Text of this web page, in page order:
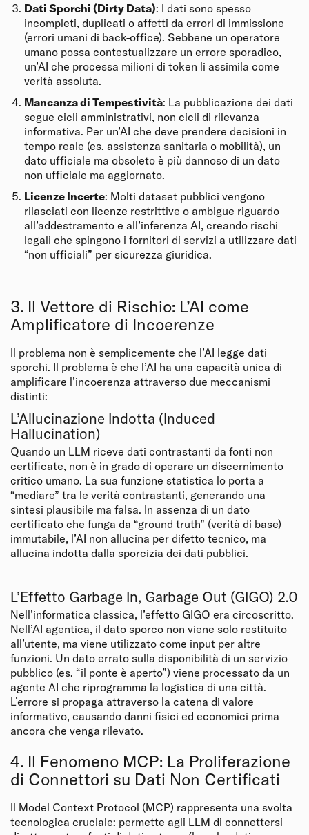
Dati Sporchi (Dirty Data): I dati sono spesso
incompleti, duplicati o affetti da errori di immissione
(errori umani di back-office). Sebbene un operatore
umano possa contestualizzare un errore sporadico,
un’AI che processa milioni di token li assimila come
verità assoluta.
Mancanza di Tempestività: La pubblicazione dei dati
segue cicli amministrativi, non cicli di rilevanza
informativa. Per un’AI che deve prendere decisioni in
tempo reale (es. assistenza sanitaria o mobilità), un
dato ufficiale ma obsoleto è più dannoso di un dato
non ufficiale ma aggiornato.
Licenze Incerte: Molti dataset pubblici vengono
rilasciati con licenze restrittive o ambigue riguardo
all’addestramento e all’inferenza AI, creando rischi
legali che spingono i fornitori di servizi a utilizzare dati
“non ufficiali” per sicurezza giuridica.
3. Il Vettore di Rischio: L’AI come
Amplificatore di Incoerenze
Il problema non è semplicemente che l’AI legge dati
sporchi. Il problema è che l’AI ha una capacità unica di
amplificare l’incoerenza attraverso due meccanismi
distinti:
L’Allucinazione Indotta (Induced
Hallucination)
Quando un LLM riceve dati contrastanti da fonti non
certificate, non è in grado di operare un discernimento
critico umano. La sua funzione statistica lo porta a
“mediare” tra le verità contrastanti, generando una
sintesi plausibile ma falsa. In assenza di un dato
certificato che funga da “ground truth” (verità di base)
immutabile, l’AI non allucina per difetto tecnico, ma
allucina indotta dalla sporcizia dei dati pubblici.
L’Effetto Garbage In, Garbage Out (GIGO) 2.0
Nell’informatica classica, l’effetto GIGO era circoscritto.
Nell’AI agentica, il dato sporco non viene solo restituito
all’utente, ma viene utilizzato come input per altre
funzioni. Un dato errato sulla disponibilità di un servizio
pubblico (es. “il ponte è aperto”) viene processato da un
agente AI che riprogramma la logistica di una città.
L’errore si propaga attraverso la catena di valore
informativo, causando danni fisici ed economici prima
ancora che venga rilevato.
4. Il Fenomeno MCP: La Proliferazione
di Connettori su Dati Non Certificati
Il Model Context Protocol (MCP) rappresenta una svolta
tecnologica cruciale: permette agli LLM di connettersi